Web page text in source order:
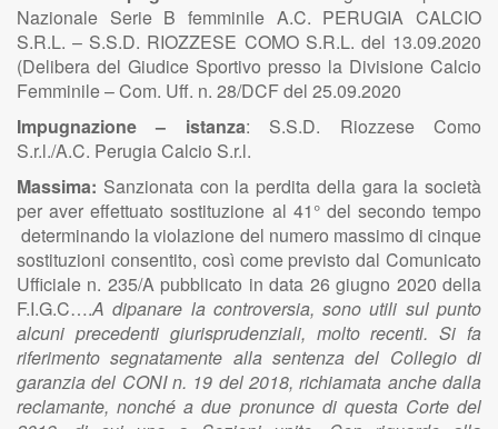
Nazionale Serie B femminile A.C. PERUGIA CALCIO
S.R.L. – S.S.D. RIOZZESE COMO S.R.L. del 13.09.2020
(Delibera del Giudice Sportivo presso la Divisione Calcio
Femminile – Com. Uff. n. 28/DCF del 25.09.2020
Impugnazione – istanza: S.S.D. Riozzese Como
S.r.l./A.C. Perugia Calcio S.r.l.
Massima: Sanzionata con la perdita della gara la società
per aver effettuato sostituzione al 41° del secondo tempo
determinando la violazione del numero massimo di cinque
sostituzioni consentito, così come previsto dal Comunicato
Ufficiale n. 235/A pubblicato in data 26 giugno 2020 della
F.I.G.C….A dipanare la controversia, sono utili sul punto
alcuni precedenti giurisprudenziali, molto recenti. Si fa
riferimento segnatamente alla sentenza del Collegio di
garanzia del CONI n. 19 del 2018, richiamata anche dalla
reclamante, nonché a due pronunce di questa Corte del